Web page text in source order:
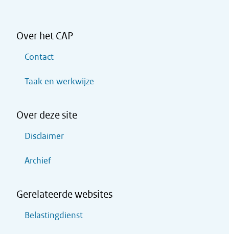
Over het CAP
Contact
Taak en werkwijze
Over deze site
Disclaimer
Archief
Gerelateerde websites
Belastingdienst